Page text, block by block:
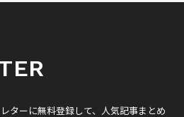
ターに無料登録して、人気記事まとめ